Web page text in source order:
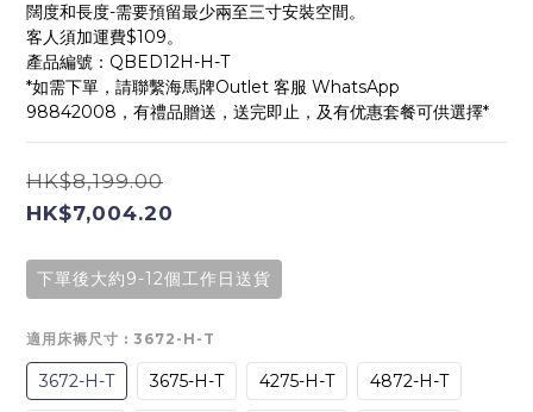
闊度和長度-需要預留最少兩至三寸安裝空間。
客人須加運費$109。
產品編號：QBED12H-H-T
*如需下單，請聯繫海馬牌Outlet 客服 WhatsApp
98842008，有禮品贈送，送完即止，及有优惠套餐可供選擇*
HK$8,199.00
HK$7,004.20
下單後大約9-12個工作日送貨
適用床褥尺寸 : 3672-H-T
3672-H-T 3675-H-T 4275-H-T 4872-H-T